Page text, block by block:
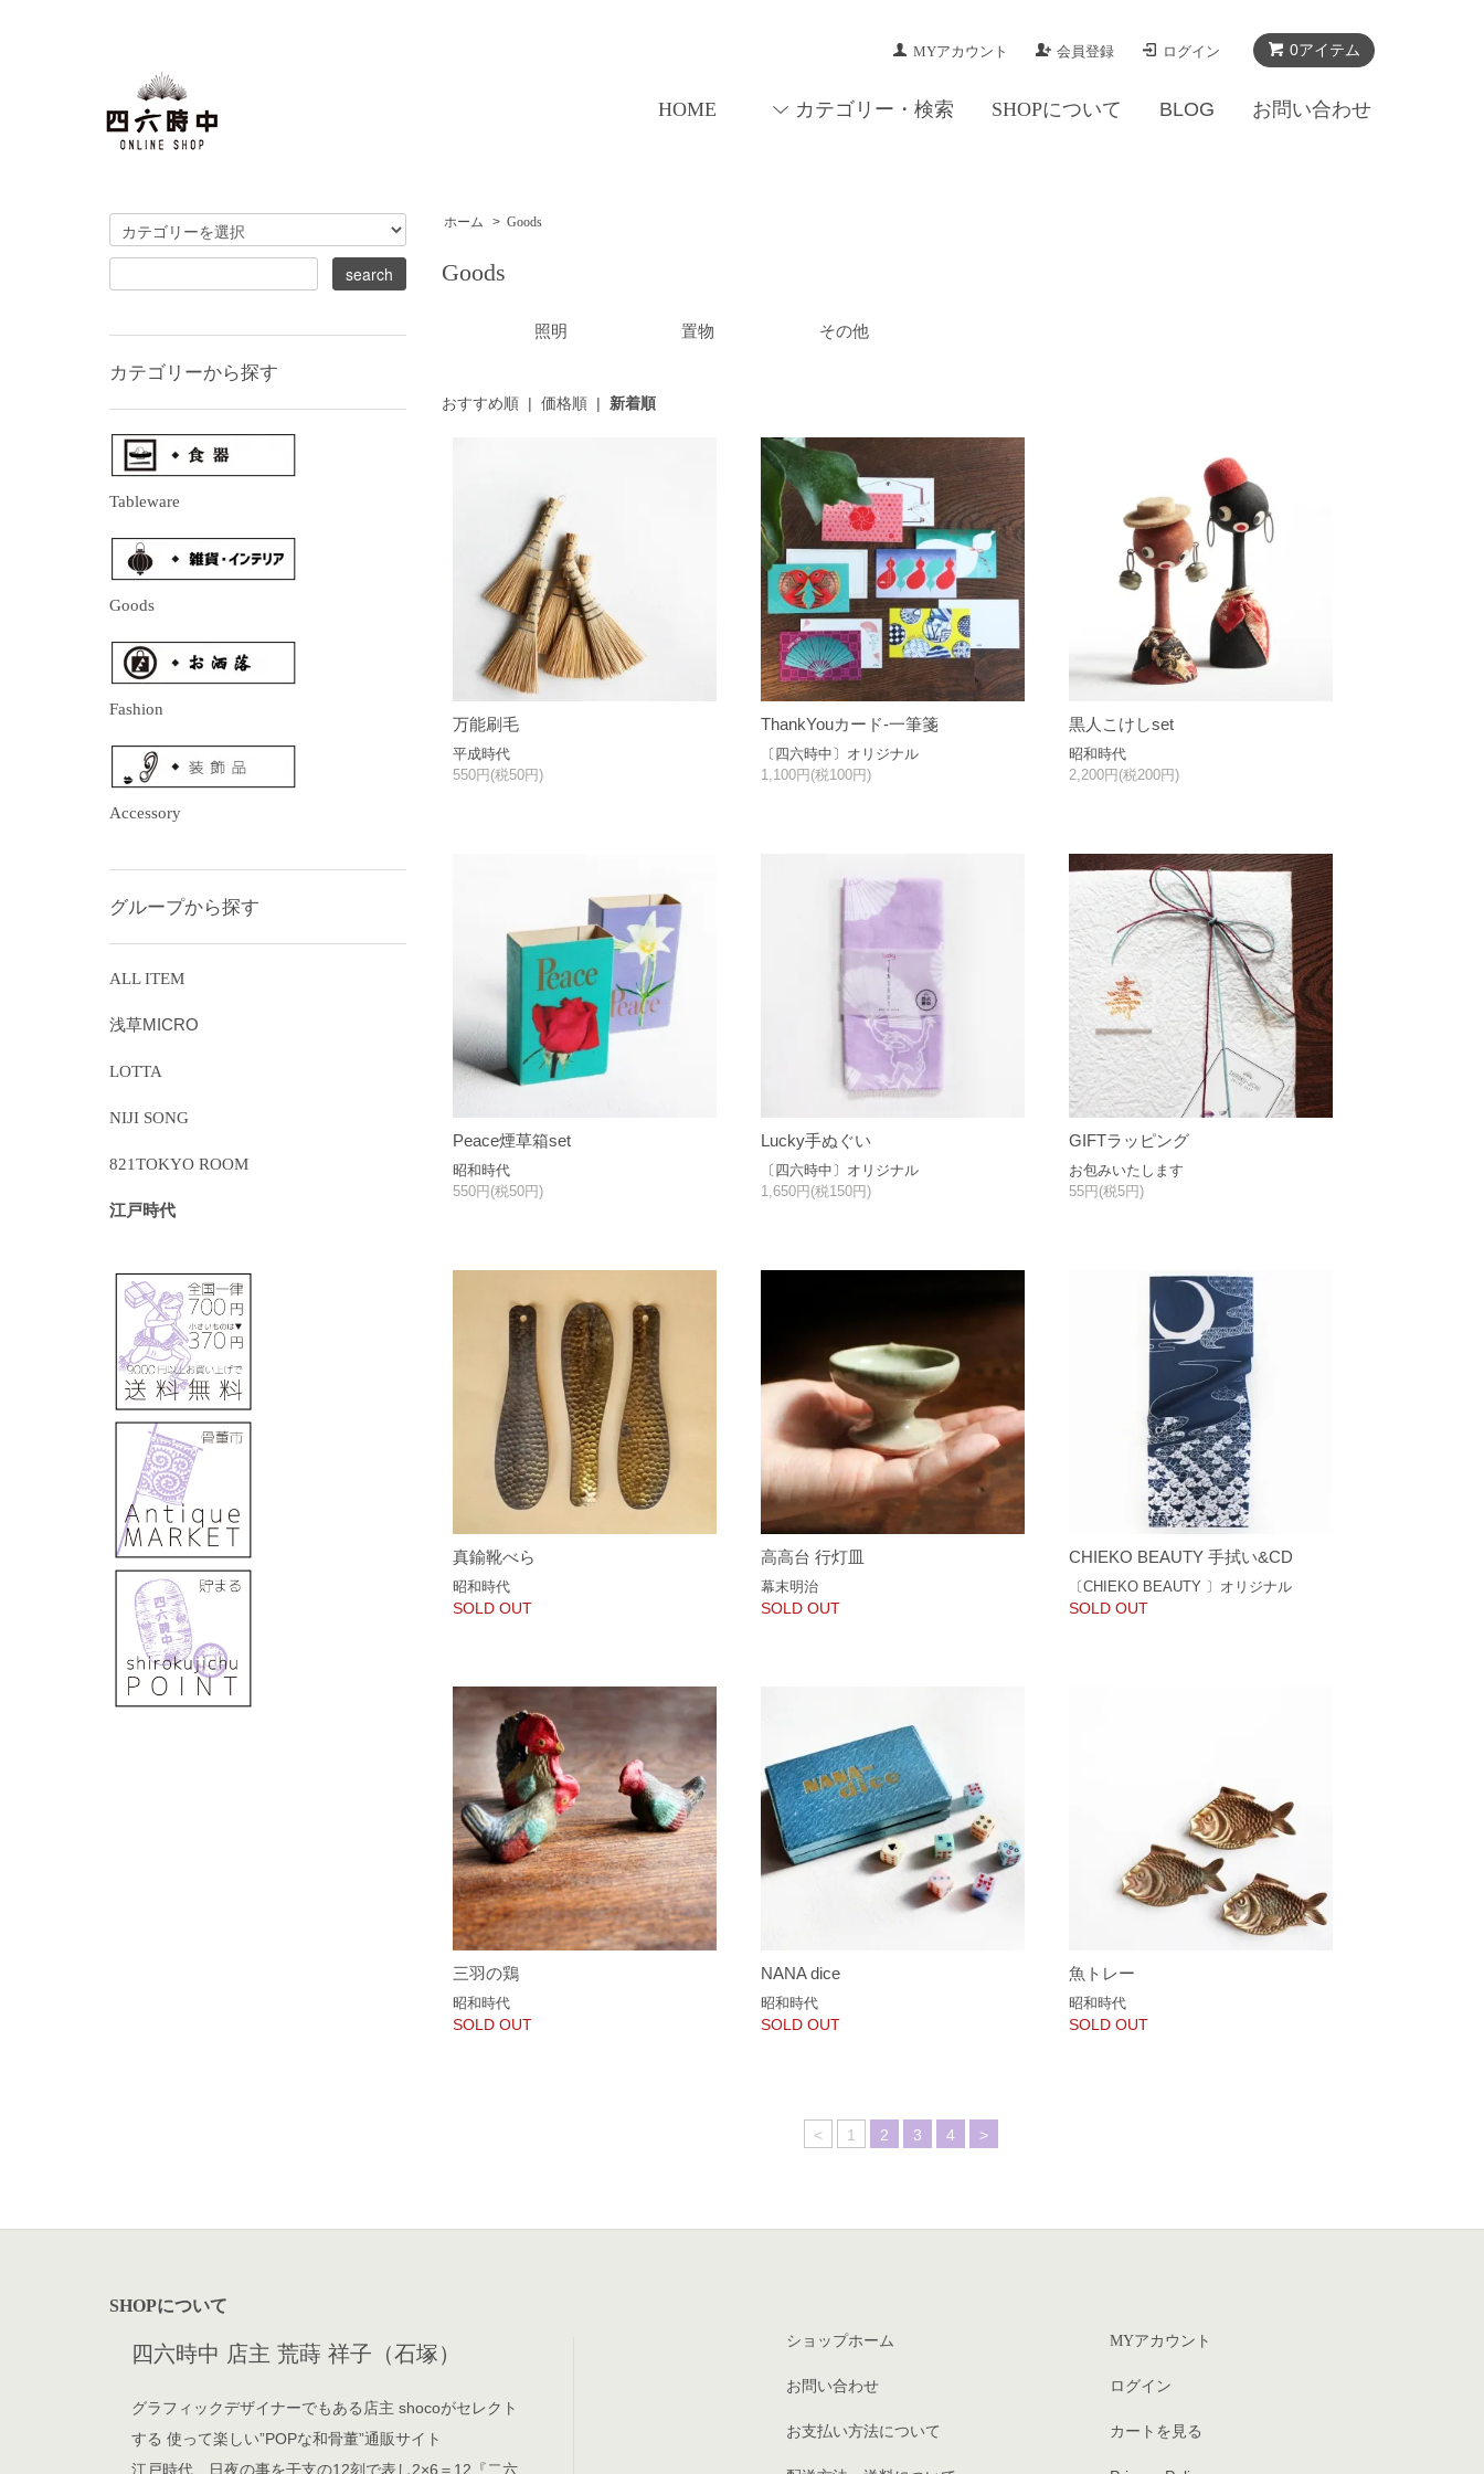
0アイテム
MYアカウント 会員登録 ログイン
HOME カテゴリー・検索 SHOPについて BLOG お問い合わせ
ホーム > Goods
Goods
照明 置物 その他
おすすめ順| 価格順| 新着順
万能刷毛
平成時代
550円(税50円)
ThankYouカード-一筆箋
〔四六時中〕オリジナル
1,100円(税100円)
黒人こけしset
昭和時代
2,200円(税200円)
Peace煙草箱set
昭和時代
550円(税50円)
Lucky手ぬぐい
〔四六時中〕オリジナル
1,650円(税150円)
GIFTラッピング
お包みいたします
55円(税5円)
真鍮靴べら
昭和時代
SOLD OUT
高高台 行灯皿
幕末明治
SOLD OUT
CHIEKO BEAUTY 手拭い&CD
〔CHIEKO BEAUTY 〕オリジナル
SOLD OUT
三羽の鶏
昭和時代
SOLD OUT
NANA dice
昭和時代
SOLD OUT
魚トレー
昭和時代
SOLD OUT
< 1 2 3 4 >
カテゴリーから探す
Tableware
Goods
Fashion
Accessory
グループから探す
ALL ITEM
浅草MICRO
LOTTA
NIJI SONG
821TOKYO ROOM
江戸時代
SHOPについて
四六時中 店主 荒蒔 祥子（石塚）
グラフィックデザイナーでもある店主 shocoがセレクト
する 使って楽しい”POPな和骨董”通販サイト
江戸時代、日夜の事を干支の12刻で表し2×6＝12『二六
ショップホーム
お問い合わせ
お支払い方法について
MYアカウント
ログイン
カートを見る